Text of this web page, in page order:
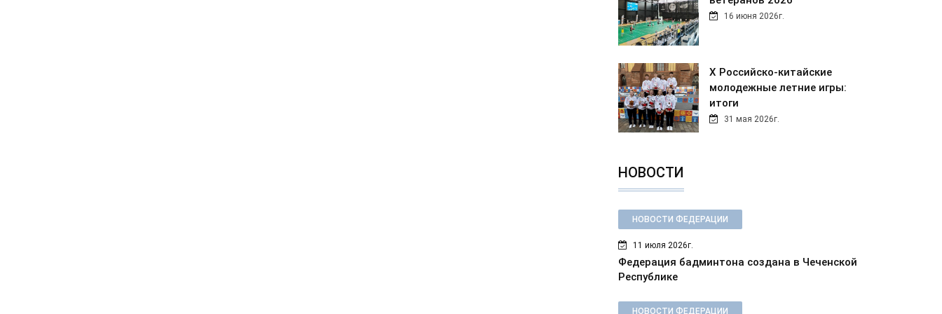
16 июня 2026г.
Х Российско-китайские
молодежные летние игры:
итоги
31 мая 2026г.
НОВОСТИ
НОВОСТИ ФЕДЕРАЦИИ
11 июля 2026г.
Федерация бадминтона создана в Чеченской
Республике
НОВОСТИ ФЕДЕРАЦИИ